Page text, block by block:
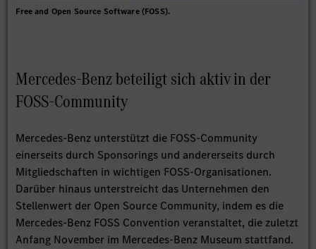
Free and Open Source Software (FOSS).
Mercedes-Benz beteiligt sich aktiv in der
FOSS-Community
Mercedes-Benz unterstützt die FOSS-Community
einerseits durch Sponsorings und andererseits durch
Mitgliedschaften in wichtigen FOSS-Organisationen.
Darüber hinaus unterstreicht das Unternehmen den
Stellenwert der Open Source Community, indem es die
Mercedes-Benz FOSS Convention veranstaltet, die zuletzt
Anfang November im Mercedes-Benz Museum stattfand.